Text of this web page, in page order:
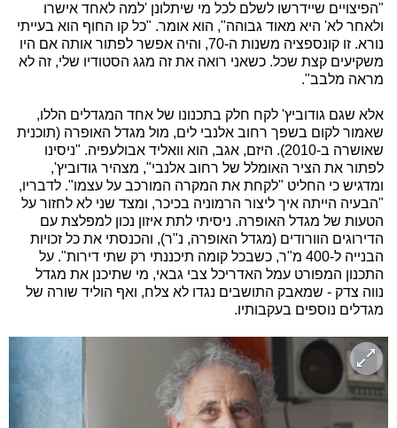
"הפיצויים שיידרשו לשלם לכל מי שיתלונן 'למה לאחד אישרו
ולאחר לא' היא מאוד גבוהה", הוא אומר. "כל קו החוף הוא בעייתי
נורא. זו קונספציה משנות ה-70, והיה אפשר לפתור אותה אם היו
משקיעים קצת שכל. כשאני רואה את זה מגג הסטודיו שלי, זה לא
מראה מלבב".
אלא שגם גודוביץ' לקח חלק בתכנונו של אחד המגדלים הללו,
שאמור לקום בשפך רחוב אלנבי לים, מול מגדל האופרה (תוכנית
שאושרה ב-2010). היזם, אגב, הוא וואליד אבולעפיה. "ניסינו
לפתור את הציר האומלל של רחוב אלנבי", מצהיר גודוביץ',
ומדגיש כי החליט "לקחת את המקרה המורכב על עצמו". לדבריו,
"הבעיה הייתה איך ליצור הרמוניה בכיכר, ומצד שני לא לחזור על
הטעות של מגדל האופרה. ניסיתי לתת איזון נכון למפלצת עם
הדירוגים הוורודים (מגדל האופרה, נ"ר), והכנסתי את כל זכויות
הבנייה ל-400 מ"ר, כשבכל קומה תיכננתי רק שתי דירות". על
התכנון המפורט עמל האדריכל צבי גבאי, מי שתיכנן את מגדל
נווה צדק - שמאבק התושבים נגדו לא צלח, ואף הוליד שורה של
מגדלים נוספים בעקבותיו.